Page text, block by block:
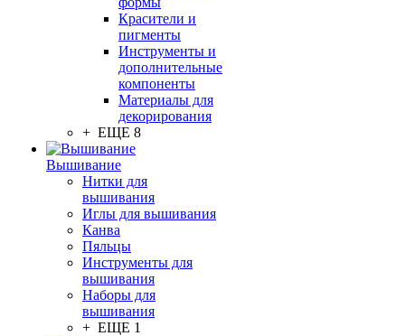
Красители и
пигменты
Инструменты и
дополнительные
компоненты
Материалы для
декорирования
+ ЕЩЕ 8
Вышивание
Нитки для
вышивания
Иглы для вышивания
Канва
Пяльцы
Инструменты для
вышивания
Наборы для
вышивания
+ ЕЩЕ 1